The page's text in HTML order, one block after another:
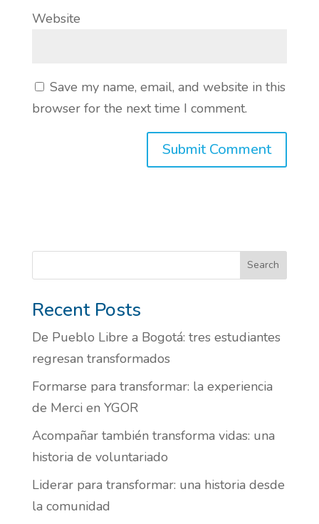
Website
Save my name, email, and website in this
browser for the next time I comment.
Search
Recent Posts
De Pueblo Libre a Bogotá: tres estudiantes
regresan transformados
Formarse para transformar: la experiencia
de Merci en YGOR
Acompañar también transforma vidas: una
historia de voluntariado
Liderar para transformar: una historia desde
la comunidad